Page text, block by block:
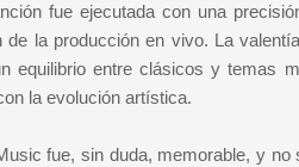
fue ejecutada con una
de la producción en vivo. La
equilibrio entre clásicos y temas
la evolución artística.
fue, sin duda, memorable, y